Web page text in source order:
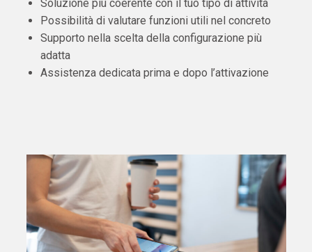
Soluzione più coerente con il tuo tipo di attività
Possibilità di valutare funzioni utili nel concreto
Supporto nella scelta della configurazione più
adatta
Assistenza dedicata prima e dopo l’attivazione